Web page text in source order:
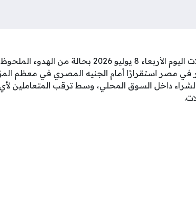
استهلت البنوك المصرية تعاملات اليوم الأربعاء 8
في مصر استقرارًا أمام الجنيه المصري في معظم
داخل السوق المحلي، وسط ترقب المتعاملين